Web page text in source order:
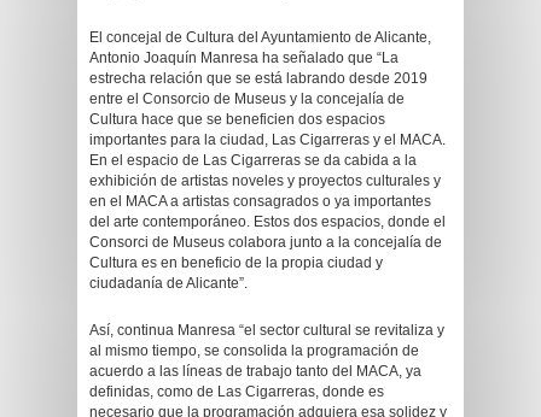
El concejal de Cultura del Ayuntamiento de Alicante,
Antonio Joaquín Manresa ha señalado que “La
estrecha relación que se está labrando desde 2019
entre el Consorcio de Museus y la concejalía de
Cultura hace que se beneficien dos espacios
importantes para la ciudad, Las Cigarreras y el MACA.
En el espacio de Las Cigarreras se da cabida a la
exhibición de artistas noveles y proyectos culturales y
en el MACA a artistas consagrados o ya importantes
del arte contemporáneo. Estos dos espacios, donde el
Consorci de Museus colabora junto a la concejalía de
Cultura es en beneficio de la propia ciudad y
ciudadanía de Alicante”.
Así, continua Manresa “el sector cultural se revitaliza y
al mismo tiempo, se consolida la programación de
acuerdo a las líneas de trabajo tanto del MACA, ya
definidas, como de Las Cigarreras, donde es
necesario que la programación adquiera esa solidez y